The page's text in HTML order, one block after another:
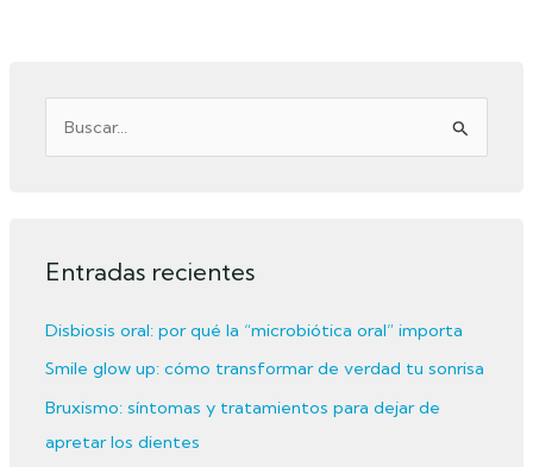
a
p
o
r
:
Entradas recientes
Disbiosis oral: por qué la “microbiótica oral” importa
Smile glow up: cómo transformar de verdad tu sonrisa
Bruxismo: síntomas y tratamientos para dejar de
apretar los dientes